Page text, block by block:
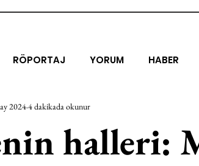
RÖPORTAJ YORUM HABER
BİENAL
YEL TOZ PORTRELER ON
halleri:
20244 dakikada okunur